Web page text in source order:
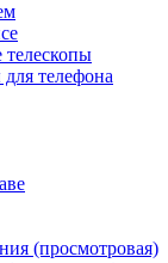
телефона
(просмотровая)